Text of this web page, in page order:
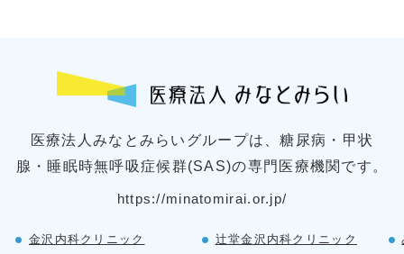
医療法人みなとみらいグループは、糖尿病・甲状
腺・睡眠時無呼吸症候群(SAS)の専門医療機関です。
https://minatomirai.or.jp/
金沢内科クリニック 辻堂金沢内科クリニック